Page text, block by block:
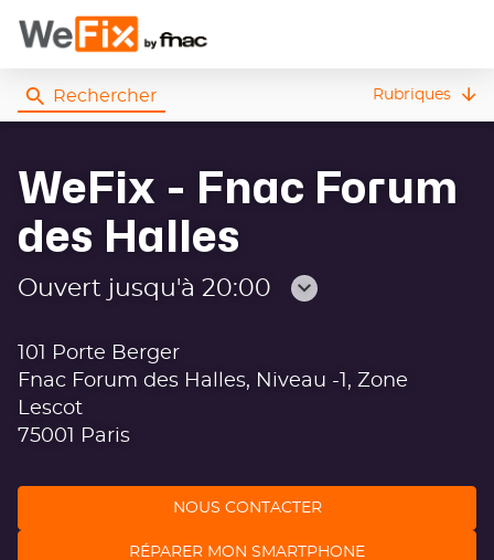
Rechercher Rubriques
WeFix - Fnac Forum
des Halles
Ouvert jusqu'à 20:00
Consulter
horaires
101 Porte Berger
Fnac Forum des Halles, Niveau -1, Zone
Lescot
75001 Paris
NOUS CONTACTER
RÉPARER MON SMARTPHONE